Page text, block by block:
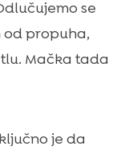
se
od propuha,
Mačka tada
je da